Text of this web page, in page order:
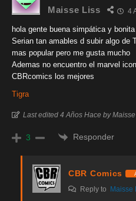
Maisse Liss 4
hola gente buena simpática y bonita
Serian tan amables d subir algo de
mas popular pero me gusta mucho
Ademas no encuentro el marvel
CBRcomics los mejores
Tigra
Last edited 4 Años Hace by
3 Responder
CBR Comics
Reply to Maisse